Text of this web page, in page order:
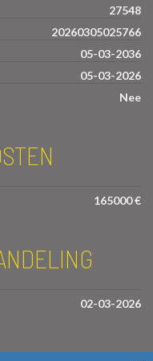
27548
20260305025766
05-03-2036
05-03-2026
Nee
165000 €
02-03-2026